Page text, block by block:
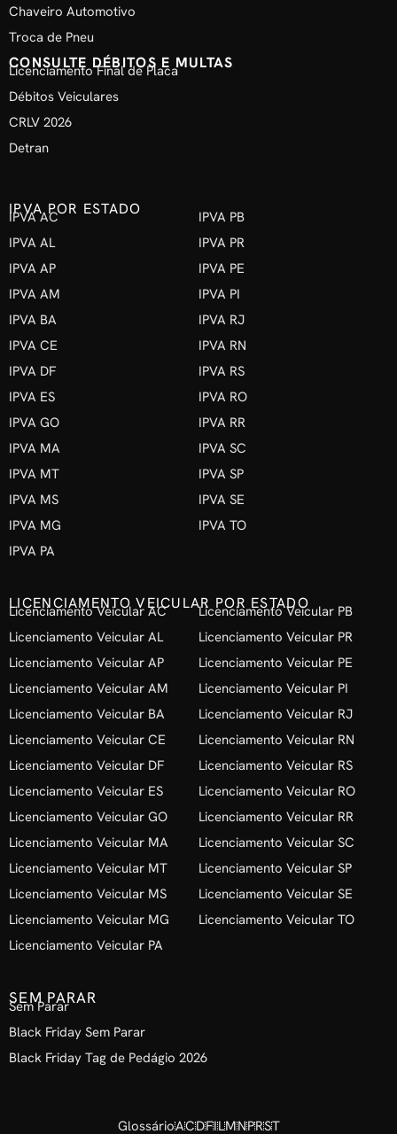
Chaveiro Automotivo
Troca de Pneu
CONSULTE DÉBITOS E MULTAS
Licenciamento Final de Placa
Débitos Veiculares
CRLV 2026
Detran
IPVA POR ESTADO
IPVA AC
IPVA AL
IPVA AP
IPVA AM
IPVA BA
IPVA CE
IPVA DF
IPVA ES
IPVA GO
IPVA MA
IPVA MT
IPVA MS
IPVA MG
IPVA PA
IPVA PB
IPVA PR
IPVA PE
IPVA PI
IPVA RJ
IPVA RN
IPVA RS
IPVA RO
IPVA RR
IPVA SC
IPVA SP
IPVA SE
IPVA TO
LICENCIAMENTO VEICULAR POR ESTADO
Licenciamento Veicular AC
Licenciamento Veicular AL
Licenciamento Veicular AP
Licenciamento Veicular AM
Licenciamento Veicular BA
Licenciamento Veicular CE
Licenciamento Veicular DF
Licenciamento Veicular ES
Licenciamento Veicular GO
Licenciamento Veicular MA
Licenciamento Veicular MT
Licenciamento Veicular MS
Licenciamento Veicular MG
Licenciamento Veicular PA
Licenciamento Veicular PB
Licenciamento Veicular PR
Licenciamento Veicular PE
Licenciamento Veicular PI
Licenciamento Veicular RJ
Licenciamento Veicular RN
Licenciamento Veicular RS
Licenciamento Veicular RO
Licenciamento Veicular RR
Licenciamento Veicular SC
Licenciamento Veicular SP
Licenciamento Veicular SE
Licenciamento Veicular TO
SEM PARAR
Sem Parar
Black Friday Sem Parar
Black Friday Tag de Pedágio 2026
GlossárioACDFILMNPRST